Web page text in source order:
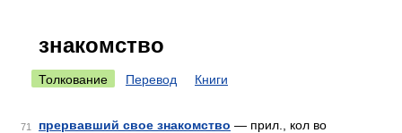
знакомство
Толкование Перевод Книги
71 прервавший свое знакомство — прил., кол во